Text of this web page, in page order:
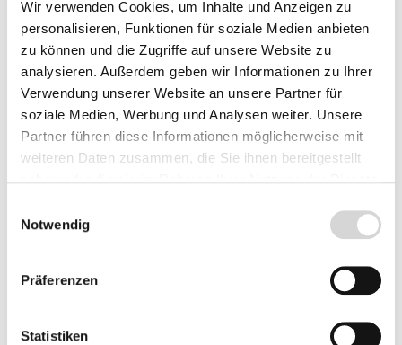
Wir verwenden Cookies, um Inhalte und Anzeigen zu
personalisieren, Funktionen für soziale Medien anbieten
zu können und die Zugriffe auf unsere Website zu
analysieren. Außerdem geben wir Informationen zu Ihrer
Verwendung unserer Website an unsere Partner für
soziale Medien, Werbung und Analysen weiter. Unsere
Partner führen diese Informationen möglicherweise mit
weiteren Daten zusammen, die Sie ihnen bereitgestellt
Notwendig
Präferenzen
Statistiken
In den Warenkorb
Fragen zum Artikel
Beschreibung
Produktsicherheit